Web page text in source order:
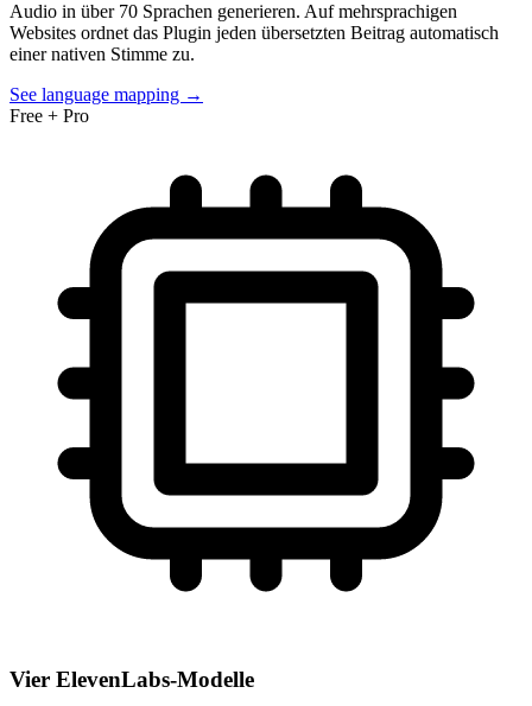
Audio in über 70 Sprachen generieren. Auf mehrsprachigen
Websites ordnet das Plugin jeden übersetzten Beitrag automatisch
einer nativen Stimme zu.
See language mapping →
Free + Pro
Vier ElevenLabs-Modelle